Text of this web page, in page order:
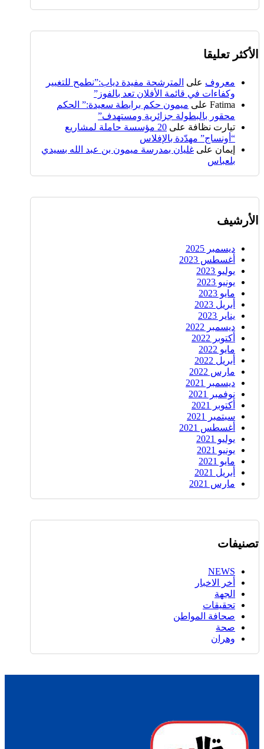
الأكثر تعليقا
معروف على المترشحة مفيدة دياب:”نطمح للتغيير
وكفاءات في قائمة الأفلان تعد بالفوز”
Fatima على ميمون حكم برابطة سعيدة:” الحكم
محقور بالبطولة جزائرية ومستهدف”
تيارت نظافة على
20 مؤسسة حاملة لمشاريع
“أونساج” مهدّدة بالإفلاس
إيمان على غليان بمدرسة ميمون بن عبد الله بسيدي
بلعباس
الأرشيف
ديسمبر 2025
أغسطس 2023
يوليو 2023
يونيو 2023
مايو 2023
أبريل 2023
يناير 2023
ديسمبر 2022
أكتوبر 2022
مايو 2022
أبريل 2022
مارس 2022
ديسمبر 2021
نوفمبر 2021
أكتوبر 2021
سبتمبر 2021
أغسطس 2021
يوليو 2021
يونيو 2021
مايو 2021
أبريل 2021
مارس 2021
تصنيفات
NEWS
أخر الاخبار
الجهة
تحقيقات
صحافة المواطن
صحة
وهران